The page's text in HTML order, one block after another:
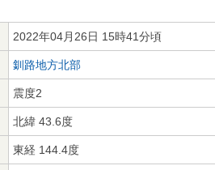
2022年04月26日 15時41分頃
釧路地方北部
震度2
北緯 43.6度
東経 144.4度